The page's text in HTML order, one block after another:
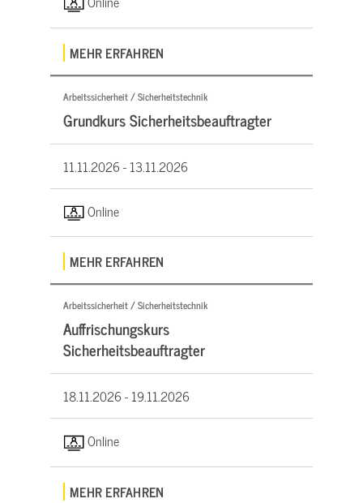
MEHR ERFAHREN
Arbeitssicherheit / Sicherheitstechnik
Grundkurs Sicherheitsbeauftragter
11.11.2026 -13.11.2026
Online
MEHR ERFAHREN
Arbeitssicherheit / Sicherheitstechnik
Auffrischungskurs
Sicherheitsbeauftragter
18.11.2026 -19.11.2026
Online
MEHR ERFAHREN